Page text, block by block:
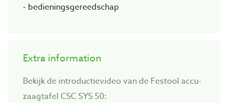
- bedieningsgereedschap
Extra information
Bekijk de introductievideo van de Festool accu-
zaagtafel CSC SYS 50: